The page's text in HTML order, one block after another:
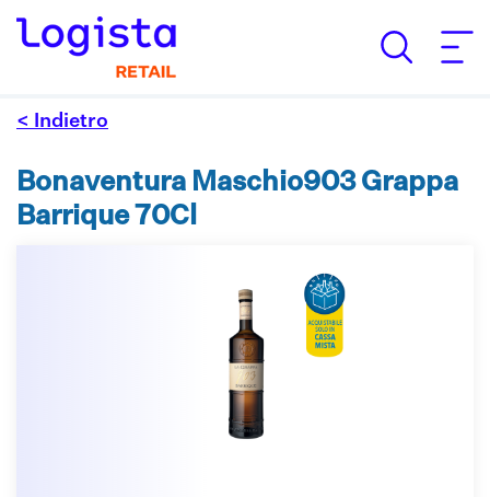
< Indietro
Bonaventura Maschio903 Grappa
Barrique 70Cl